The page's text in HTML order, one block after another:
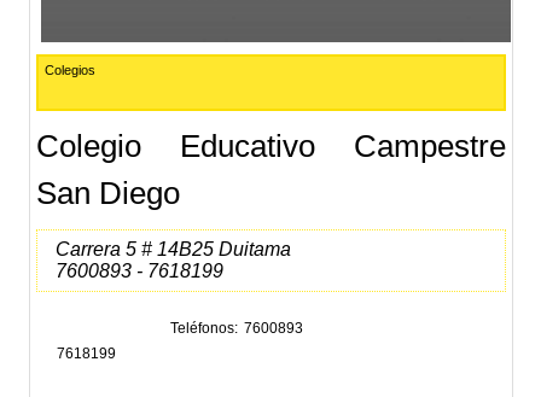
Colegios
Colegio Educativo Campestre
San Diego
Carrera 5 # 14B25 Duitama
7600893 - 7618199
Teléfonos
7600893
7618199